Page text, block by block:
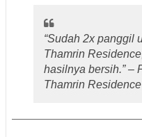
“Sudah 2x panggil
Thamrin
hasilnya bersih.” –
Thamrin Residence